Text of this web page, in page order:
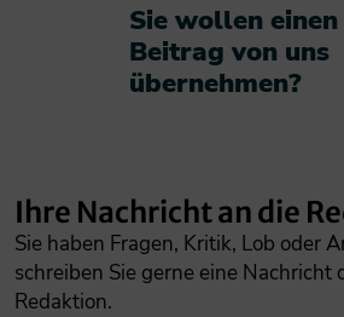
Sie wollen einen
Beitrag von uns
übernehmen?​
Ihre Nachricht an die
Sie haben Fragen, Kritik, Lob oder
schreiben Sie gerne eine Nachricht
Redaktion.